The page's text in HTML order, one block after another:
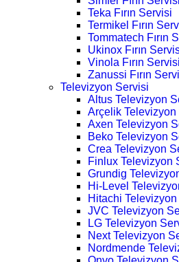
Teka Fırın Servisi
Termikel Fırın
Tommatech Fırın
Ukinox Fırın
Vinola Fırın Servisi
Zanussi Fırın
Televizyon Servisi
Altus Televizyon
Arçelik Televizyon
Axen Televizyon
Beko Televizyon
Crea Televizyon
Finlux Televizyon
Grundig
Hi-Level
Hitachi
JVC Televizyon
LG Televizyon
Next Televizyon
Nordmende